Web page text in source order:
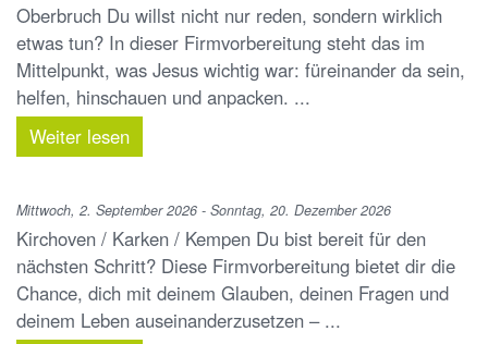
Oberbruch Du willst nicht nur reden, sondern wirklich
etwas tun? In dieser Firmvorbereitung steht das im
Mittelpunkt, was Jesus wichtig war: füreinander da sein,
helfen, hinschauen und anpacken. ...
Weiter lesen
Mittwoch, 2. September 2026 - Sonntag, 20. Dezember 2026
Kirchoven / Karken / Kempen Du bist bereit für den
nächsten Schritt? Diese Firmvorbereitung bietet dir die
Chance, dich mit deinem Glauben, deinen Fragen und
deinem Leben auseinanderzusetzen – ...